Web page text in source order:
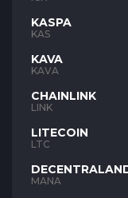
KASPA
KAS
KAVA
KAVA
CHAINLINK
LINK
LITECOIN
LTC
MANA